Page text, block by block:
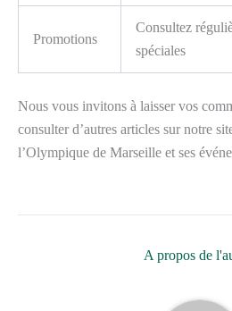
Promotions
Consultez
spéciales
Nous vous invitons à laisser vos
consulter d’autres articles sur notre
l’Olympique de Marseille et ses
A propos de